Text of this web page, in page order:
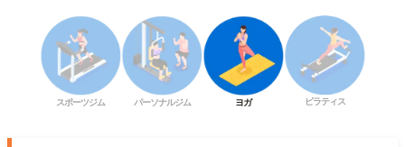
スポーツジム パーソナルジム ヨガ ピラティス